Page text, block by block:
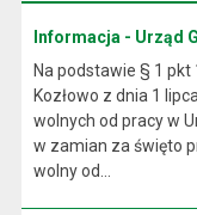
Informacja - Urząd
Na podstawie § 1
Kozłowo z dnia 1
wolnych od pracy w
w zamian za święto
wolny od...